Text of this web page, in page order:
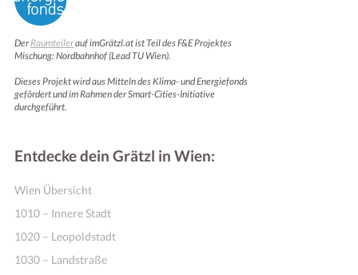
DerRaumteilerauf imGrätzl.at ist Teil des F&E Projektes
Mischung: Nordbahnhof (Lead TU Wien).
Dieses Projekt wird aus Mitteln des Klima- und Energiefonds
gefördert und im Rahmen der Smart-Cities-Initiative
durchgeführt.
Entdecke dein Grätzl in Wien:
Wien Übersicht
1010 – Innere Stadt
1020 – Leopoldstadt
1030 – Landstraße